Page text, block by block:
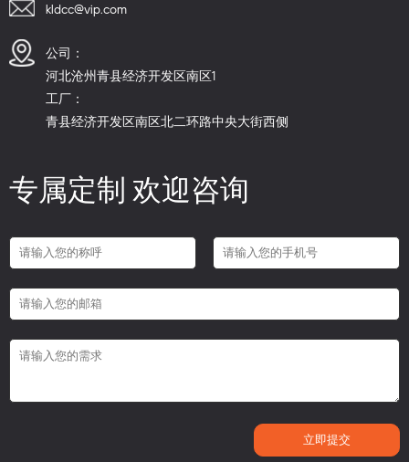
kldcc@vip.com
公司：
河北沧州青县经济开发区南区1
工厂：
青县经济开发区南区北二环路中央大街西侧
专属定制 欢迎咨询